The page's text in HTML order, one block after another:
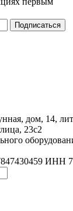
дом, 14,
23с2
ИНН